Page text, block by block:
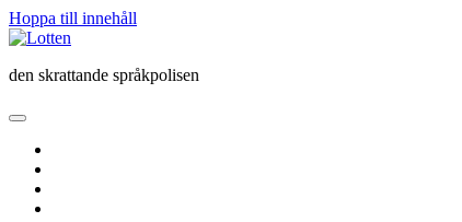
Hoppa till innehåll
Lotten
den skrattande språkpolisen
öppna
meny